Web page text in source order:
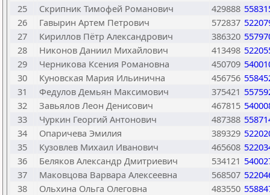
25
Скрипник Тимофей Романович 429888
26
Гавырин Артем Петрович 572837
27
Кириллов Пётр Александрович 386320
28
Никонов Даниил Михайлович 413498
29
Черникова Ксения Романовна 450709
30
Куновская Мария Ильинична 456756
31
Федулов Демьян Максимович 375421
32
Завьялов Леон Денисович 467815
33
Чуркин Георгий Антонович 487388
34
Опаричева Эмилия 389329
35
Кузовлев Михаил Иванович 465608
36
Беляков Александр Дмитриевич 534121
37
Маковцова Варвара Алексеевна 568507
38
Ольхина Ольга Олеговна 483550